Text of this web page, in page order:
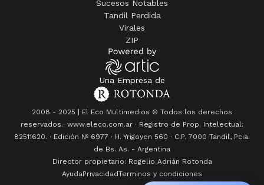
Sucesos Notables
Tandil Perdida
Virales
ZIP
Una Empresa de
2008 - 2025 | El Eco Multimedios © Todos los derechos
reservados.· www.eleco.com.ar · Registro de Prop. Intelectual:
82511620. · Edición Nº 6977 · H. Yrigoyen 560 · C.P. 7000 Tandil, Pcia.
de Bs. As. - Argentina
Director propietario: Rogelio Adrián Rotonda
AyudaPrivacidadTerminos y condiciones